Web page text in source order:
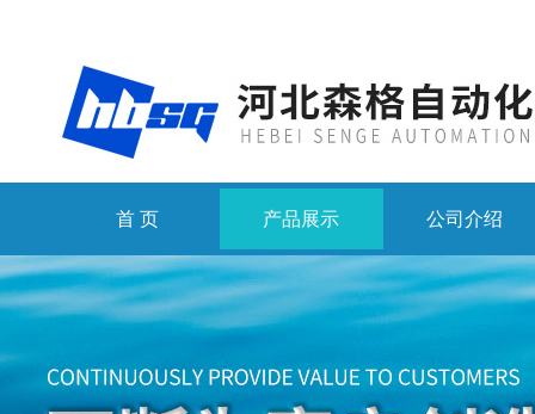
首 页 产品展示 公司介绍